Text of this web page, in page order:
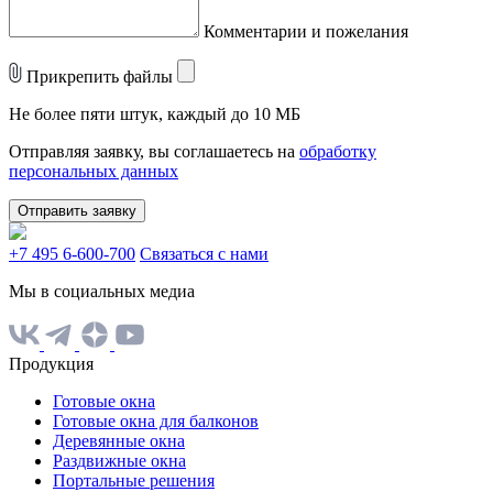
Комментарии и пожелания
Прикрепить файлы
Не более пяти штук, каждый до 10 МБ
Отправляя заявку, вы соглашаетесь на обработку
персональных данных
Отправить заявку
+7 495 6-600-700 Связаться с нами
Мы в социальных медиа
Продукция
Готовые окна
Готовые окна для балконов
Деревянные окна
Раздвижные окна
Портальные решения